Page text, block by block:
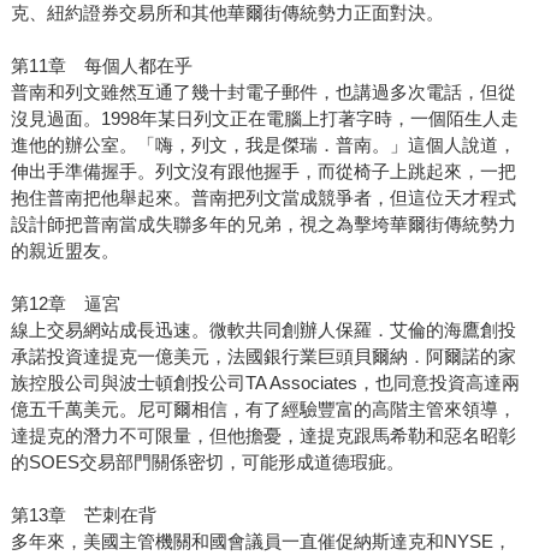
克、紐約證券交易所和其他華爾街傳統勢力正面對決。
第11章 每個人都在乎
普南和列文雖然互通了幾十封電子郵件，也講過多次電話，但從
沒見過面。1998年某日列文正在電腦上打著字時，一個陌生人走
進他的辦公室。「嗨，列文，我是傑瑞．普南。」這個人說道，
伸出手準備握手。列文沒有跟他握手，而從椅子上跳起來，一把
抱住普南把他舉起來。普南把列文當成競爭者，但這位天才程式
設計師把普南當成失聯多年的兄弟，視之為擊垮華爾街傳統勢力
的親近盟友。
第12章 逼宮
線上交易網站成長迅速。微軟共同創辦人保羅．艾倫的海鷹創投
承諾投資達提克一億美元，法國銀行業巨頭貝爾納．阿爾諾的家
族控股公司與波士頓創投公司TA Associates，也同意投資高達兩
億五千萬美元。尼可爾相信，有了經驗豐富的高階主管來領導，
達提克的潛力不可限量，但他擔憂，達提克跟馬希勒和惡名昭彰
的SOES交易部門關係密切，可能形成道德瑕疵。
第13章 芒刺在背
多年來，美國主管機關和國會議員一直催促納斯達克和NYSE，